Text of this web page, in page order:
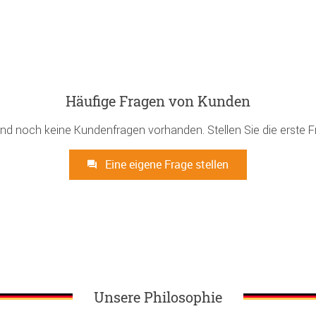
Häufige Fragen von Kunden
noch keine Kundenfragen vorhanden. Stellen Sie die erste
Eine eigene Frage stellen
Unsere Philosophie